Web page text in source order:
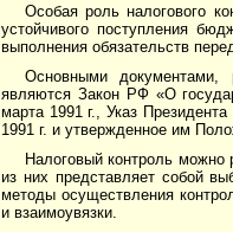
Особая роль налогового
устойчивого поступления
выполнения обязательств
Основными документами,
являются Закон РФ «О
марта 1991 г., Указ
1991 г. и утвержденное им
Налоговый контроль можно
из них представляет собой
методы осуществления
и взаимоувязки.